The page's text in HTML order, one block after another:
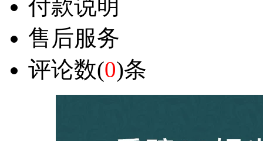
付款说明
售后服务
评论数(0)条